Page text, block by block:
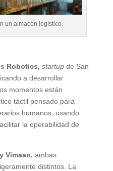
un almacén logístico.
Robotics, startup de San
a desarrollar
momentos están
táctil pensado para
humanos, usando
la operabilidad de
Vimaan, ambas
distintos. La